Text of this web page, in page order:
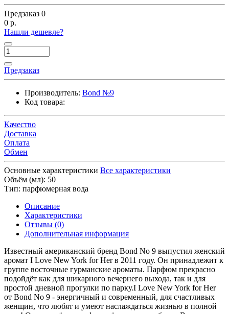
Предзаказ 0
0 р.
Нашли дешевле?
Предзаказ
Производитель: Bond №9
Код товара:
Качество
Доставка
Оплата
Обмен
Основные характеристики Все характеристики
Объём (мл): 50
Тип: парфюмерная вода
Описание
Характеристики
Отзывы (0)
Дополнительная информация
Известный американский бренд Bond No 9 выпустил женский
аромат I Love New York for Her в 2011 году. Он принадлежит к
группе восточные гурманские ароматы. Парфюм прекрасно
подойдёт как для шикарного вечернего выхода, так и для
простой дневной прогулки по парку.I Love New York for Her
от Bond No 9 - энергичный и современный, для счастливых
женщин, что любят и умеют наслаждаться жизнью в полной